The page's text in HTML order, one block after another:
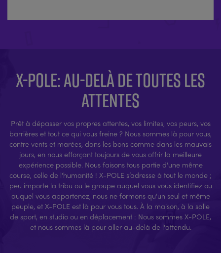
X-POLE: AU-DELÀ DE TOUTES LES
ATTENTES
Prêt à dépasser vos propres attentes, vos limites, vos peurs, vos
barrières et tout ce qui vous freine ? Nous sommes là pour vous,
contre vents et marées, dans les bons comme dans les mauvais
jours, en nous efforçant toujours de vous offrir la meilleure
expérience possible. Nous faisons tous partie d'une même
course, celle de l'humanité ! X-POLE s’adresse à tout le monde ;
peu importe la tribu ou le groupe auquel vous vous identifiez ou
auquel vous appartenez, nous ne formons qu'un seul et même
peuple, et X-POLE est là pour vous tous. À la maison, à la salle
de sport, en studio ou en déplacement : Nous sommes X-POLE,
et nous sommes là pour aller au-delà de l'attendu.